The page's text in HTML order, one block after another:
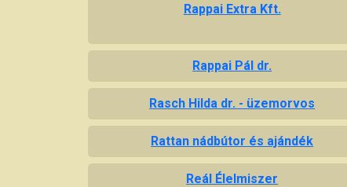
Rappai Extra Kft.
Rappai Pál dr.
Rasch Hilda dr. - üzemorvos
Rattan nádbútor és ajándék
Reál Élelmiszer